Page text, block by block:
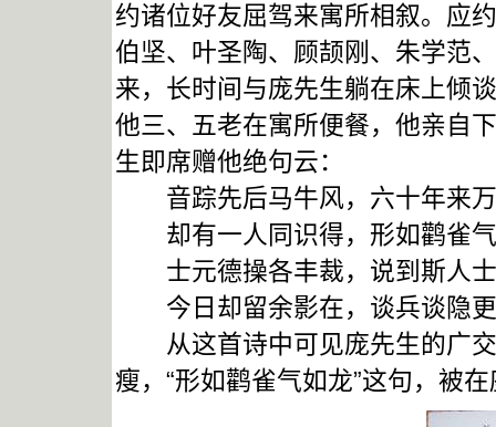
约诸位好友屈驾来寓所相叙。应
伯坚、叶圣陶、顾颉刚、朱学范
来，长时间与庞先生躺在床上倾
他三、五老在寓所便餐，他亲自
生即席赠他绝句云：
音踪先后马牛风，六十年来
却有一人同识得，形如鹳雀
士元德操各丰裁，说到斯人
今日却留余影在，谈兵谈隐
从这首诗中可见庞先生的广交
瘦，“形如鹳雀气如龙”这句，被